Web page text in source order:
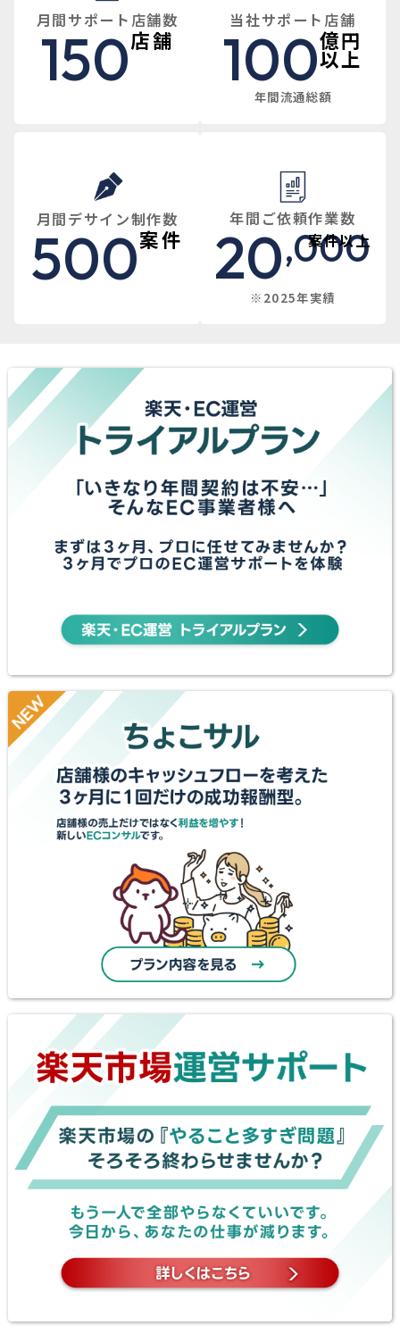
月間サポート店舗数
150店舗
当社サポート店舗
100億円
以上
年間流通総額
月間デサイン制作数
500案件
年間ご依頼作業数
20,000
案件以上
※2025年実績